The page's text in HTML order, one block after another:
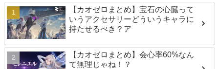
【カオゼロまとめ】宝石の心臓って
いうアクセサリーどういうキャラに
持たせるべき？ア
【カオゼロまとめ】会心率60%なん
て無理じゃね！？